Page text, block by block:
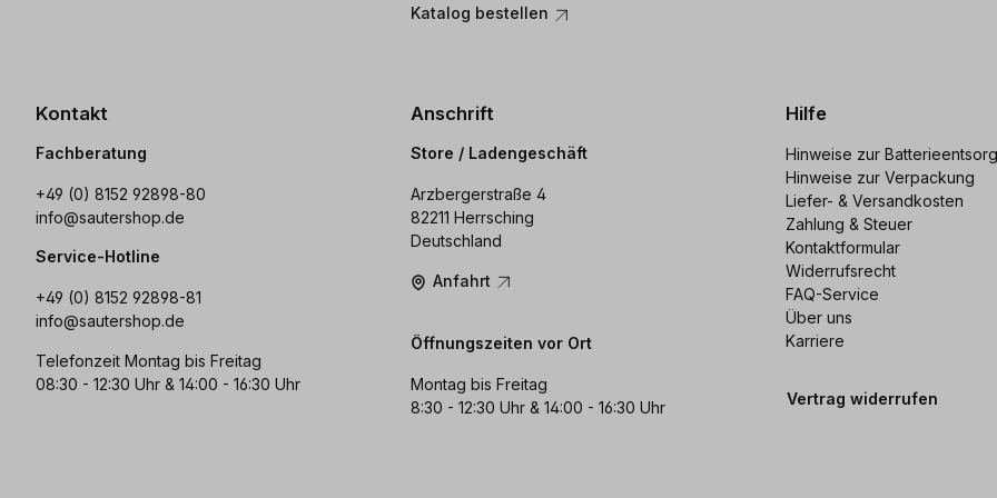
Katalog bestellen
Kontakt
Fachberatung
+49 (0) 8152 92898-80
info@sautershop.de
Service-Hotline
+49 (0) 8152 92898-81
info@sautershop.de
Telefonzeit Montag bis Freitag
08:30 - 12:30 Uhr & 14:00 - 16:30 Uhr
Anschrift
Store / Ladengeschäft
Arzbergerstraße 4
82211 Herrsching
Deutschland
Anfahrt
Öffnungszeiten vor Ort
Montag bis Freitag
8:30 - 12:30 Uhr & 14:00 - 16:30 Uhr
Hilfe
Hinweise zur
Hinweise zur Verpackung
Liefer- & Versandkosten
Zahlung & Steuer
Kontaktformular
Widerrufsrecht
FAQ-Service
Über uns
Karriere
Vertrag widerrufen